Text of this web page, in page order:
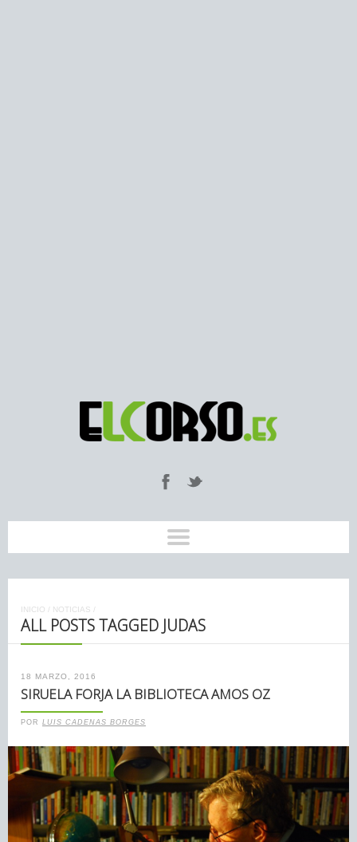
INICIO / NOTICIAS /
ALL POSTS TAGGED JUDAS
18 MARZO, 2016
SIRUELA FORJA LA BIBLIOTECA AMOS OZ
POR LUIS CADENAS BORGES